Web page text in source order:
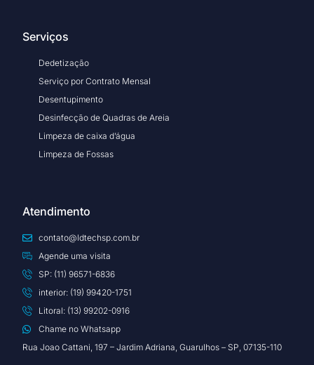
Serviços
Dedetização
Serviço por Contrato Mensal
Desentupimento
Desinfecção de Quadras de Areia
Limpeza de caixa d’água
Limpeza de Fossas
Atendimento
contato@ldtechsp.com.br
Agende uma visita
SP: (11) 96571-6836
interior: (19) 99420-1751
Litoral: (13) 99202-0916
Chame no Whatsapp
Rua Joao Cattani, 197 – Jardim Adriana, Guarulhos – SP, 07135-110